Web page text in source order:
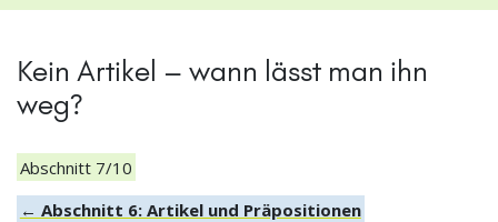
Kein Artikel – wann lässt man ihn
weg?
Abschnitt 7/10
← Abschnitt 6: Artikel und Präpositionen